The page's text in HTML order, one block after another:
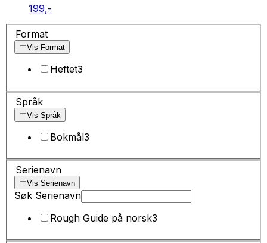
199,-
Format
Vis Format
Heftet3
Språk
Vis Språk
Bokmål3
Serienavn
Vis Serienavn
Søk Serienavn
Rough Guide på norsk3